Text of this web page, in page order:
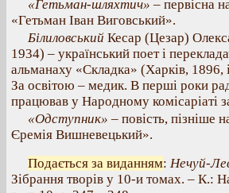
«Гетьман-шляхтич» – первісна
«Гетьман Іван Виговський».
Білиловський Кесар (Цезар)
1934) – український поет і
альманаху «Складка» (Харків, 1896,
За освітою – медик. В перші роки
працював у Народному комісаріаті
«Одступник» – повість, пізніше
Єремія Вишневецький».
Подається за виданням: Нечуй-
Зібрання творів у 10-и томах. – К.: